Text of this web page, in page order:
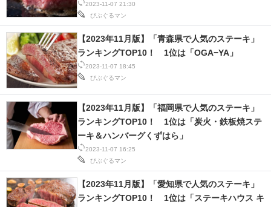
2023-11-07 21:30
びぶぐるマン
2023-11-07 18:45
びぶぐるマン
【2023年11月版】「青森県で人気のステーキ」
ランキングTOP10！ 1位は「OGA−YA」
2023-11-07 16:25
びぶぐるマン
【2023年11月版】「福岡県で人気のステーキ」
ランキングTOP10！ 1位は「炭火・鉄板焼ステ
ーキ＆ハンバーグくずはら」
【2023年11月版】「愛知県で人気のステーキ」
ランキングTOP10！ 1位は「ステーキハウス キ